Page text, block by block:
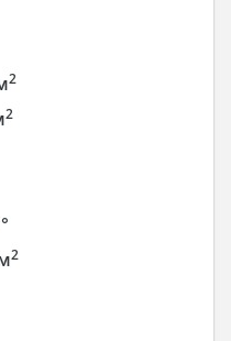
2
2
2